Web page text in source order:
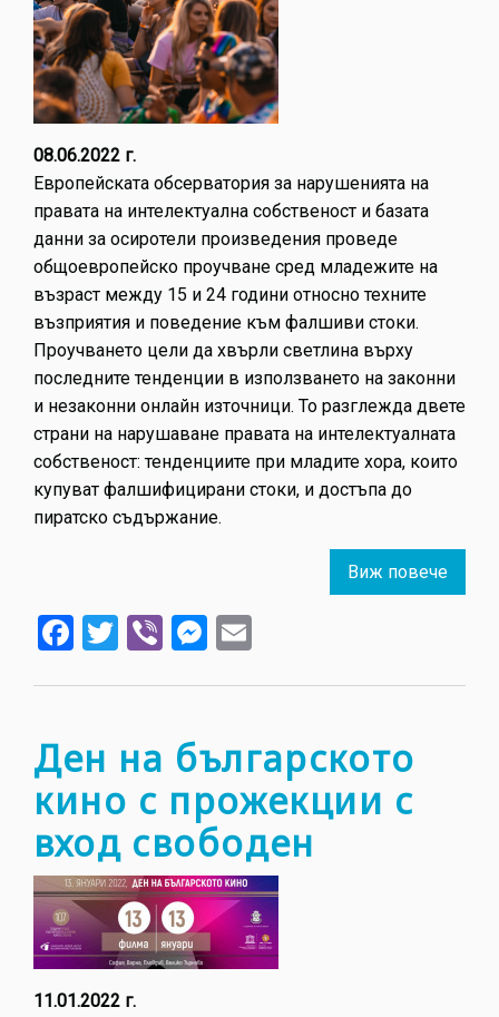
08.06.2022 г.
Европейската обсерватория за нарушенията на
правата на интелектуална собственост и базата
данни за осиротели произведения проведе
общоевропейско проучване сред младежите на
възраст между 15 и 24 години относно техните
възприятия и поведение към фалшиви стоки.
Проучването цели да хвърли светлина върху
последните тенденции в използването на законни
и незаконни онлайн източници. То разглежда двете
страни на нарушаване правата на интелектуалната
собственост: тенденциите при младите хора, които
купуват фалшифицирани стоки, и достъпа до
пиратско съдържание.
Виж повече
Facebook
Twitter
ViberMessenger
Ден на българското
кино с прожекции с
вход свободен
11.01.2022 г.